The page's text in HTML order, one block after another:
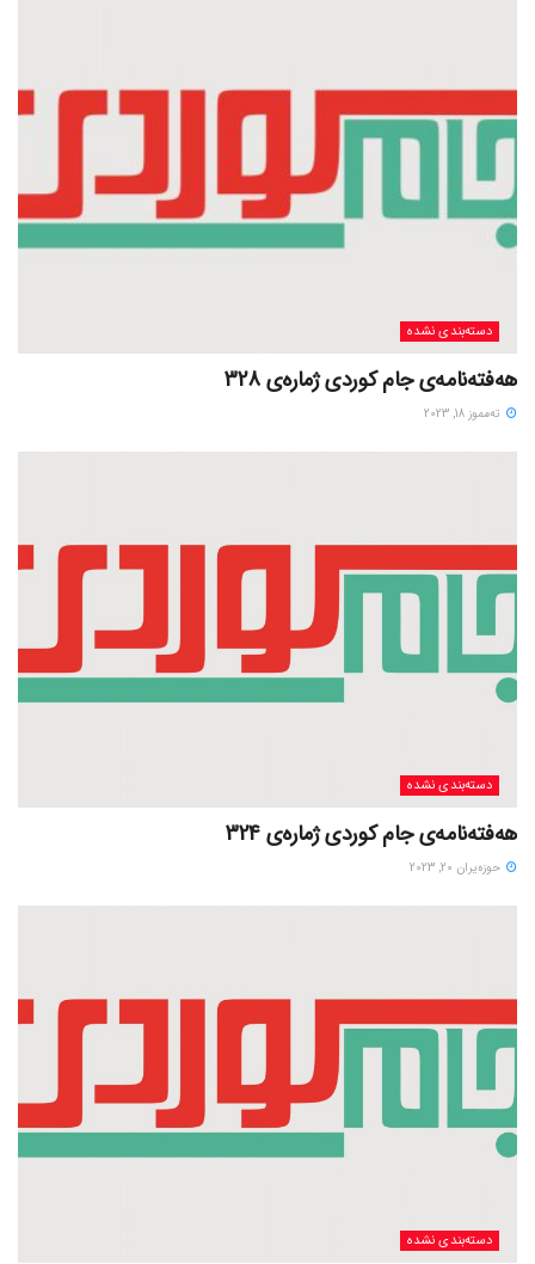
دسته‌بندی نشده
هەفتەنامەی جام کوردی ژمارەی 328
ته‌مموز 18, 2023
دسته‌بندی نشده
هەفتەنامەی جام کوردی ژمارەی 324
حوزه‌یران 20, 2023
دسته‌بندی نشده